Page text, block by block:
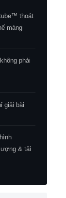
thoát
màng
phải
giải bài
& tải